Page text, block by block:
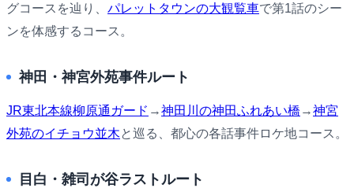
グコースを辿り、 パレットタウンの大観覧車で第1話のシー
ンを体感するコース。
神田・神宮外苑事件ルート
JR東北本線柳原通ガード →神田川の神田ふれあい橋 →神宮
外苑のイチョウ並木と巡る、都心の各話事件ロケ地コース。
目白・雑司が谷ラストルート